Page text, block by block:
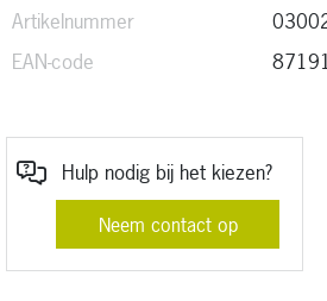
Artikelnummer
EAN-code
Hulp nodig bij het kiezen?
Neem contact op